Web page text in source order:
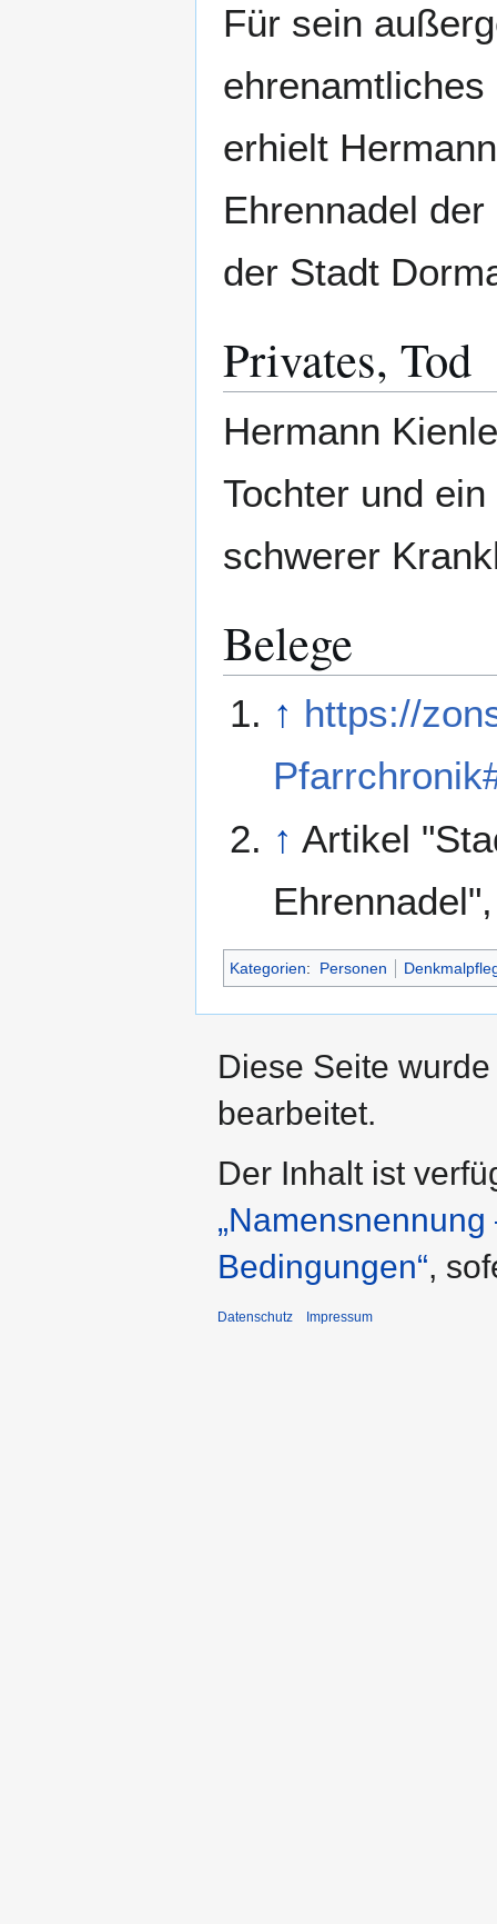
Für sein
erhielt
Ehrennadel der
der Stadt
Privates, Tod
Hermann
Tochter und
schwerer
Belege
↑ https://
↑ Artikel
Kategorien: Personen
Diese Seite
bearbeitet.
Der Inhalt ist
Bedingungen“,
Datenschutz Impressum